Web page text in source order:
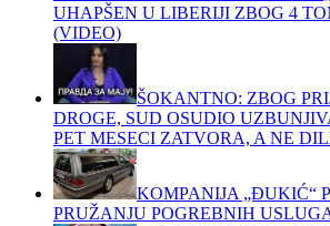
UHAPŠEN U LIBERIJI ZBOG 4
(VIDEO)
ŠOKANTNO: ZBOG
DROGE, SUD OSUDIO
PET MESECI ZATVORA, A NE
KOMPANIJA „ĐUKIĆ“
PRUŽANJU POGREBNIH